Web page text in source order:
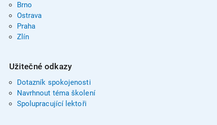
Brno
Ostrava
Praha
Zlín
Užitečné odkazy
Dotazník spokojenosti
Navrhnout téma školení
Spolupracující lektoři